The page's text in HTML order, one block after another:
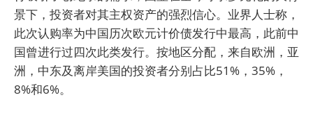
景下，投资者对其主权资产的强烈信心。业界人士称，
此次认购率为中国历次欧元计价债发行中最高，此前中
国曾进行过四次此类发行。按地区分配，来自欧洲，亚
洲，中东及离岸美国的投资者分别占比51%，35%，
8%和6%。